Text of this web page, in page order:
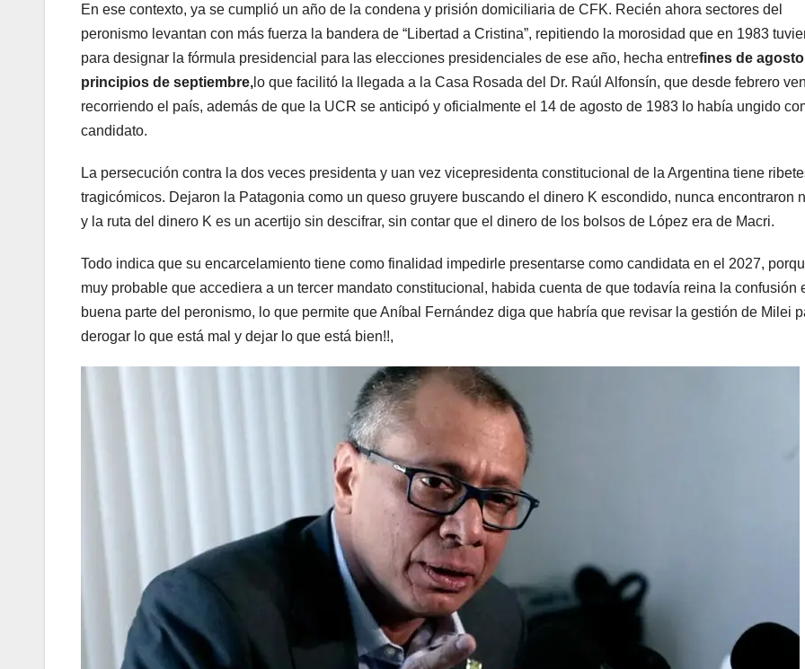
En ese contexto, ya se cumplió un año de la condena y prisión domiciliaria de CFK. Recién ahora sectores del
peronismo levantan con más fuerza la bandera de “Libertad a Cristina”, repitiendo la morosidad que en 1983
para designar la fórmula presidencial para las elecciones presidenciales de ese año, hecha entrefines de
principios de septiembre, lo que facilitó la llegada a la Casa Rosada del Dr. Raúl Alfonsín, que desde febrero
recorriendo el país, además de que la UCR se anticipó y oficialmente el 14 de agosto de 1983 lo había ungido
candidato.
La persecución contra la dos veces presidenta y uan vez vicepresidenta constitucional de la Argentina tiene
tragicómicos. Dejaron la Patagonia como un queso gruyere buscando el dinero K escondido, nunca encontraron
y la ruta del dinero K es un acertijo sin descifrar, sin contar que el dinero de los bolsos de López era de Macri.
Todo indica que su encarcelamiento tiene como finalidad impedirle presentarse como candidata en el 2027,
muy probable que accediera a un tercer mandato constitucional, habida cuenta de que todavía reina la confusión
buena parte del peronismo, lo que permite que Aníbal Fernández diga que habría que revisar la gestión de Milei
derogar lo que está mal y dejar lo que está bien!!,